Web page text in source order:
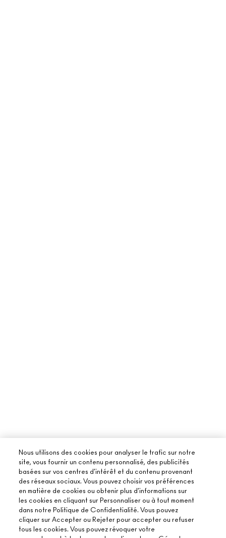
Nous utilisons des cookies pour analyser le trafic sur notre
site, vous fournir un contenu personnalisé, des publicités
basées sur vos centres d'intérêt et du contenu provenant
des réseaux sociaux. Vous pouvez choisir vos préférences
en matière de cookies ou obtenir plus d'informations sur
les cookies en cliquant sur Personnaliser ou à tout moment
dans notre Politique de Confidentialité. Vous pouvez
cliquer sur Accepter ou Rejeter pour accepter ou refuser
tous les cookies. Vous pouvez révoquer votre